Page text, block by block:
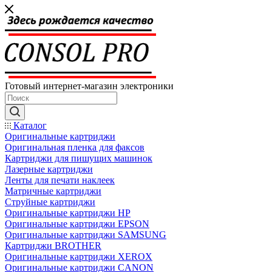
Готовый интернет-магазин электроники
Каталог
Оригинальные картриджи
Оригинальная пленка для факсов
Картриджи для пишущих машинок
Лазерные картриджи
Ленты для печати наклеек
Матричные картриджи
Струйные картриджи
Оригинальные картриджи HP
Оригинальные картриджи EPSON
Оригинальные картриджи SAMSUNG
Картриджи BROTHER
Оригинальные картриджи XEROX
Оригинальные картриджи CANON